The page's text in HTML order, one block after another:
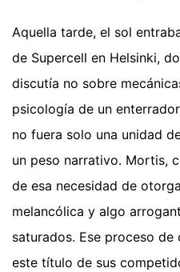
Aquella tarde, el sol
de Supercell en Helsinki,
discutía no sobre
psicología de un
no fuera solo una unidad
un peso narrativo. Mortis,
de esa necesidad de
melancólica y algo
saturados. Ese proceso
este título de sus